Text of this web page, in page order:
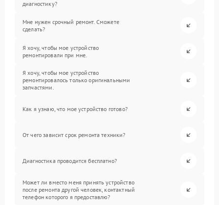
диагностику?
Мне нужен срочный ремонт. Сможете
сделать?
Я хочу, чтобы мое устройство
ремонтировали при мне.
Я хочу, чтобы мое устройство
ремонтировалось только оригинальными
запчастями.
Как я узнаю, что мое устройство готово?
От чего зависит срок ремонта техники?
Диагностика проводится бесплатно?
Может ли вместо меня принять устройство
после ремонта другой человек, контактный
телефон которого я предоставлю?